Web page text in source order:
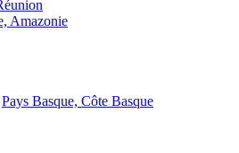
Amazonie
Pays Basque, Côte Basque